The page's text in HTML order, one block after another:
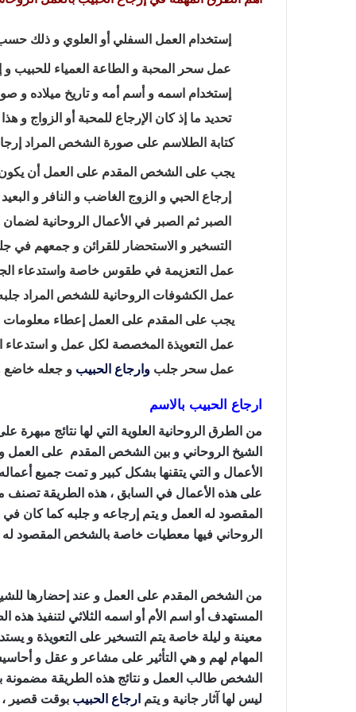
إستخدام العمل السفلي أو العلوي و ذلك
عمل سحر المحبة و الطاعة العمياء للحبيب
إستخدام اسمه و أسم أمه و تاريخ ميلاده و
تحديد ما إذ كان الإرجاع للمحبة أو الزواج و
كتابة الطلاسم على صورة الشخص المراد
يجب على الشخص المقدم على العمل أن
إرجاع الحبي و الزوج الغاضب و النافر و
الصبر ثم الصبر في الأعمال الروحانية
التسخير و الاستحضار للقرائن و جمعهم في
عمل التعزيمة في طقوس خاصة واستدعاء
عمل الكشوفات الروحانية للشخص المراد
يجب على المقدم على العمل إعطاء معلومات
عمل التعويذة المخصصة لكل عمل و استدعاء
عمل سحر جلب وارجاع الحبيب و جعله
ارجاع الحبيب بالاسم
من الطرق الروحانية العلوية التي لها نتائج
الشيخ الروحاني و بين الشخص المقدم على العمل
الأعمال و التي يتقنها بشكل كبير و تمت جميع
على هذه الأعمال في السابق ، هذه الطريقة تصنف
المقصود له العمل و يتم إرجاعه و جلبه كما كان
الروحاني فيها معطيات خاصة بالشخص المقصود
من الشخص المقدم على العمل و عند إحضارها
المستهدف أو اسم الأم أو اسمه الثلاثي لتنفيذ
معينة و ليلة خاصة يتم التسخير على التعويذة و
المهام لهم و هي التأثير على مشاعر و عقل و
الشخص طالب العمل و نتائج هذه الطريقة
ليس لها آثار جانية و يتم ارجاع الحبيب بوقت قصير ،